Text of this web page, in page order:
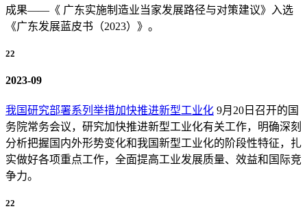
成果——《 广东实施制造业当家发展路径与对策建议》入选
《广东发展蓝皮书（2023）》。
22
2023-09
我国研究部署系列举措加快推进新型工业化 9月20日召开的国
务院常务会议，研究加快推进新型工业化有关工作，明确深刻
分析把握国内外形势变化和我国新型工业化的阶段性特征，扎
实做好各项重点工作，全面提高工业发展质量、效益和国际竞
争力。
22